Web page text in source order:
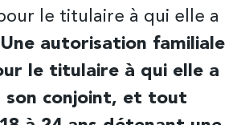
le titulaire à qui elle a
Une autorisation familiale
le titulaire à qui elle a
son conjoint, et tout